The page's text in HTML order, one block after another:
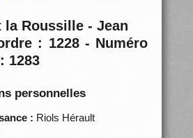
la Roussille - Jean
: 1228 - Numéro
1283
personnelles
: Riols Hérault